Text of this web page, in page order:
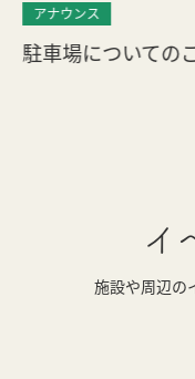
アナウンス
駐車場についての
イ
施設や周辺の